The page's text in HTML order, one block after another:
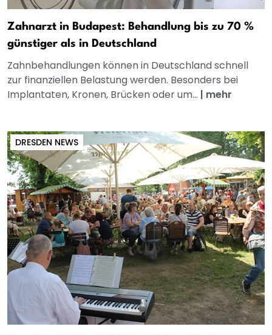
Zahnarzt in Budapest: Behandlung bis zu 70 %
günstiger als in Deutschland
Zahnbehandlungen können in Deutschland schnell
zur finanziellen Belastung werden. Besonders bei
Implantaten, Kronen, Brücken oder um... | mehr
DRESDEN NEWS